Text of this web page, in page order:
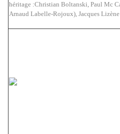
héritage :Christian Boltanski, Paul Mc
Arnaud Labelle-Rojoux), Jacques